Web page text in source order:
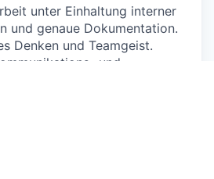
unter Einhaltung interner
und genaue Dokumentation.
Denken und Teamgeist.
und